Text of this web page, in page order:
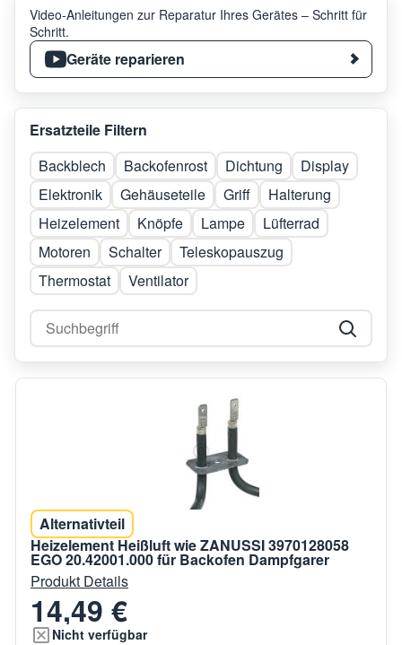
Video-Anleitungen zur Reparatur Ihres Gerätes – Schritt für
Schritt.
Geräte reparieren
Ersatzteile Filtern
Backblech
Backofenrost Dichtung
Display
Elektronik
Gehäuseteile Griff
Halterung
Heizelement
Knöpfe Lampe
Lüfterrad
Motoren
Schalter
Teleskopauszug
Thermostat
Ventilator
Alternativteil
Heizelement Heißluft wie ZANUSSI 3970128058
EGO 20.42001.000 für Backofen Dampfgarer
Produkt Details
14,49 €
Nicht verfügbar